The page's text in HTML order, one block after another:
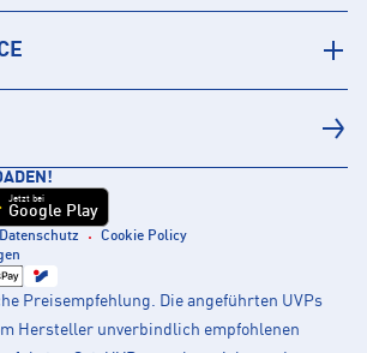
Jetzt bei
Google Play
Datenschutz
Cookie Policy
Preisempfehlung. Die angeführten UVPs
Hersteller unverbindlich empfohlenen